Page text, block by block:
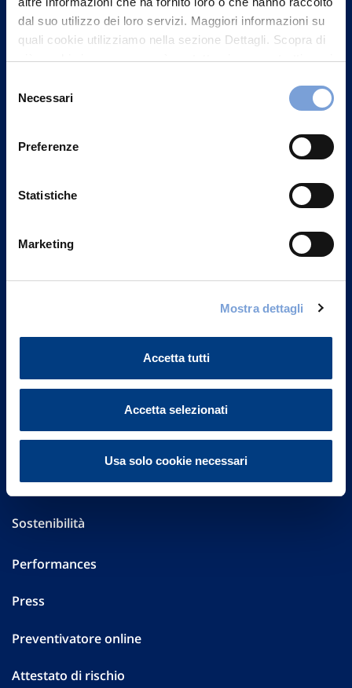
dal suo utilizzo dei loro servizi. Maggiori informazioni su
quali cookie utilizziamo nella sezione Dettagli. Scopra di
più su chi siamo, come può contattarci e come trattiamo i
può trovare nel footer del sito nella sezione "Informativa
delNecessari
Preferenze
Statistiche
Marketing
Mostra dettagli
Accetta tutti
Accetta selezionati
Usa solo cookie necessari
Contattaci
Vittoria Assicurazioni S.p.A.
Part. IVA 01329510158
FAQ
Altre informazioni
Sostenibilità
Performances
Press
Preventivatore online
Attestato di rischio